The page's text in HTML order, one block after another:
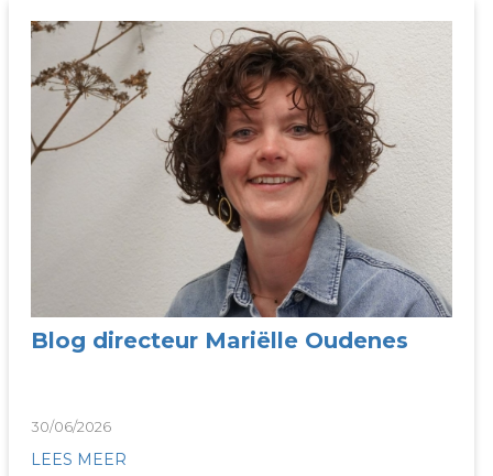
Blog directeur Mariëlle Oudenes
30/06/2026
LEES MEER